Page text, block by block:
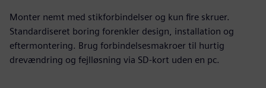
Monter nemt med stikforbindelser og kun fire skruer.
Standardiseret boring forenkler design, installation og
eftermontering. Brug forbindelsesmakroer til hurtig
drevændring og fejlløsning via SD-kort uden en pc.